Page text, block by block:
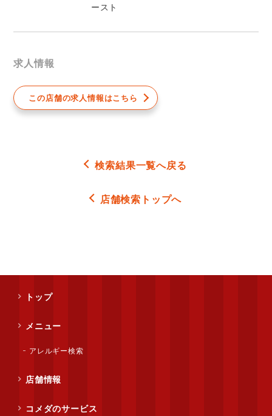
ースト
求人情報
この店舗の求人情報はこちら
検索結果一覧へ戻る
店舗検索トップへ
トップ
メニュー
アレルギー検索
店舗情報
コメダのサービス